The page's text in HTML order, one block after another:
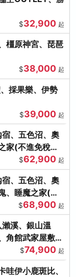
$32,900 起
橿原神宮、琵琶
$38,000 起
採果樂、伊勢
$39,000 起
、五色沼、奧
家(不進免稅店)
$62,900 起
、五色沼、奧
、睡魔之家(不
$68,900 起
溪、銀山溫
角館武家屋敷
$74,900 起
伊小鹿斑比、